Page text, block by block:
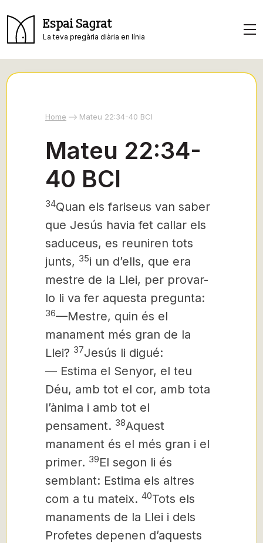
Espai Sagrat
La teva pregària diària en línia
Home Mateu 22:34-40 BCI
Mateu 22:34-
40 BCI
34Quan els fariseus van saber
que Jesús havia fet callar els
saduceus, es reuniren tots
junts, 35i un d’ells, que era
mestre de la Llei, per provar-
lo li va fer aquesta pregunta:
36—Mestre, quin és el
manament més gran de la
Llei? 37Jesús li digué:
— Estima el Senyor, el teu
Déu, amb tot el cor, amb tota
l’ànima i amb tot el
pensament. 38Aquest
manament és el més gran i el
primer. 39El segon li és
semblant: Estima els altres
com a tu mateix. 40Tots els
manaments de la Llei i dels
Profetes depenen d’aquests